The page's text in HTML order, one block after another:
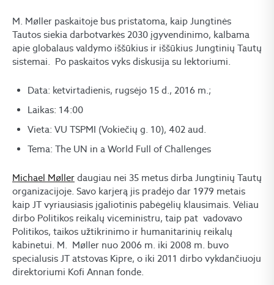
M. Møller paskaitoje bus pristatoma, kaip Jungtinės
Tautos siekia darbotvarkės 2030 įgyvendinimo, kalbama
apie globalaus valdymo iššūkius ir iššūkius Jungtinių Tautų
sistemai. Po paskaitos vyks diskusija su lektoriumi.
Data: ketvirtadienis, rugsėjo 15 d., 2016 m.;
Laikas: 14:00
Vieta: VU TSPMI (Vokiečių g. 10), 402 aud.
Tema: The UN in a World Full of Challenges
Michael Møller daugiau nei 35 metus dirba Jungtinių Tautų
organizacijoje. Savo karjerą jis pradėjo dar 1979 metais
kaip JT vyriausiasis įgaliotinis pabėgėlių klausimais. Vėliau
dirbo Politikos reikalų viceministru, taip pat vadovavo
Politikos, taikos užtikrinimo ir humanitarinių reikalų
kabinetui. M. Møller nuo 2006 m. iki 2008 m. buvo
specialusis JT atstovas Kipre, o iki 2011 dirbo vykdančiuoju
direktoriumi Kofi Annan fonde.